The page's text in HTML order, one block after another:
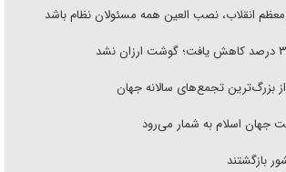
انقلاب، نصب العین همه مسئولان نظام باشد
بزرگ‌ترین تجمع‌های سالانه جهان
اسلام به شمار می‌رود